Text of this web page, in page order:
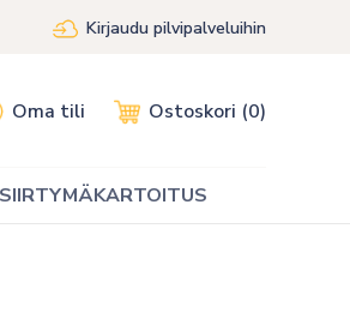
Kirjaudu pilvipalveluihin
Oma tili Ostoskori (0)